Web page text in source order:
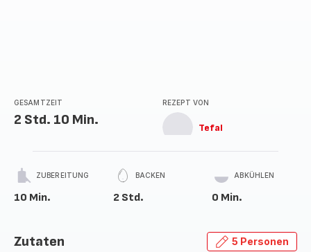
GESAMTZEIT
2 Std. 10 Min.
REZEPT VON
Tefal
ZUBEREITUNG
10 Min.
BACKEN
2 Std.
ABKÜHLEN
0 Min.
Zutaten 5 Personen